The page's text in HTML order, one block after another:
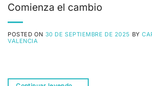
Comienza el cambio
POSTED ON 30 DE SEPTIEMBRE DE 2025 BY
VALENCIA